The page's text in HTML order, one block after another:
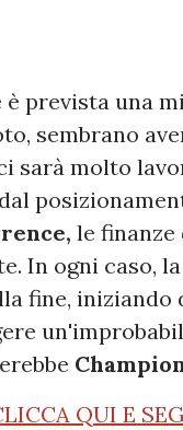
è prevista una
sembrano
sarà molto
le
In ogni caso,
fine,
QUI E